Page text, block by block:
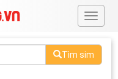
#
Tìm sim